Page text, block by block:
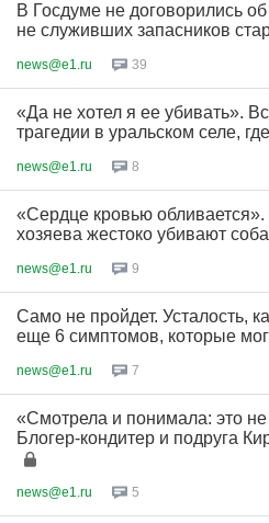
В Госдуме не договорились
не служивших запасников
news@e1.ru 39
«Да не хотел я ее убивать».
трагедии в уральском селе,
news@e1.ru 8
«Сердце кровью
хозяева жестоко убивают
news@e1.ru 9
Само не пройдет. Усталость,
еще 6 симптомов, которые
news@e1.ru 7
«Смотрела и понимала: это не
Блогер-кондитер и подруга
news@e1.ru 5